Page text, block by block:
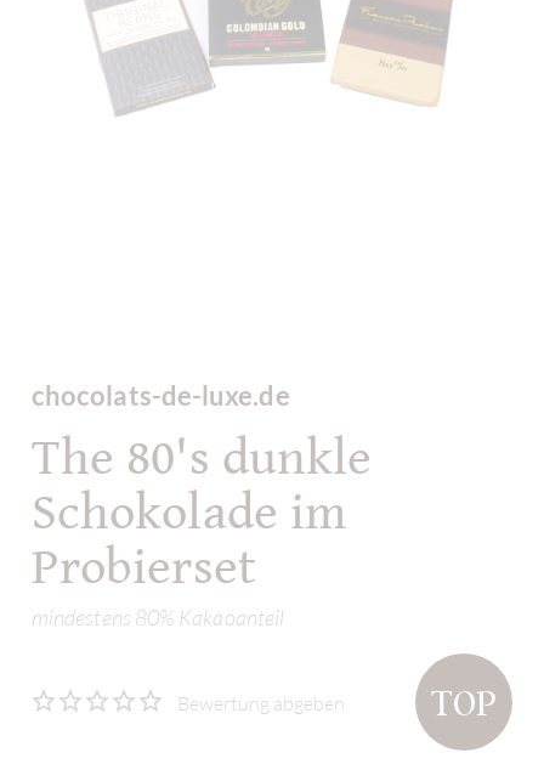
chocolats-de-luxe.de
The 80's dunkle
Schokolade im
Probierset
mindestens 80% Kakaoanteil
TOP
Bewertung abgeben